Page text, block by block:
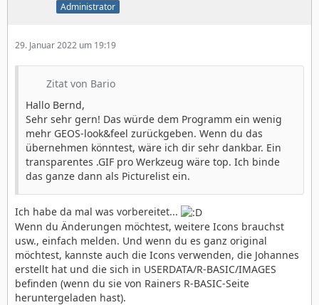
Administrator
29. Januar 2022 um 19:19
Zitat von Bario
Hallo Bernd,
Sehr sehr gern! Das würde dem Programm ein wenig
mehr GEOS-look&feel zurückgeben. Wenn du das
übernehmen könntest, wäre ich dir sehr dankbar. Ein
transparentes .GIF pro Werkzeug wäre top. Ich binde
das ganze dann als Picturelist ein.
Ich habe da mal was vorbereitet...
Wenn du Änderungen möchtest, weitere Icons brauchst
usw., einfach melden. Und wenn du es ganz original
möchtest, kannste auch die Icons verwenden, die Johannes
erstellt hat und die sich in USERDATA/R-BASIC/IMAGES
befinden (wenn du sie von Rainers R-BASIC-Seite
heruntergeladen hast).